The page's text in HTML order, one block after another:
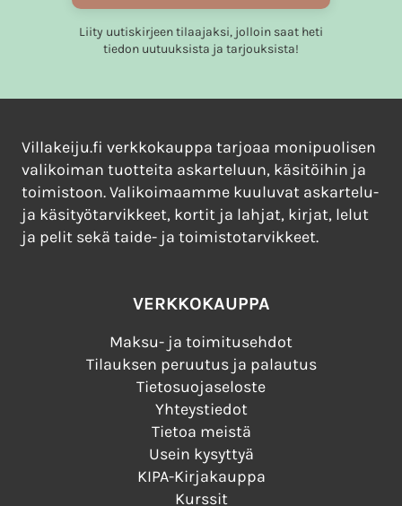
Liity uutiskirjeen tilaajaksi, jolloin saat heti
tiedon uutuuksista ja tarjouksista!
Villakeiju.fi verkkokauppa tarjoaa monipuolisen
valikoiman tuotteita askarteluun, käsitöihin ja
toimistoon. Valikoimaamme kuuluvat askartelu-
ja käsityötarvikkeet, kortit ja lahjat, kirjat, lelut
ja pelit sekä taide- ja toimistotarvikkeet.
VERKKOKAUPPA
Maksu- ja toimitusehdot
Tilauksen peruutus ja palautus
Tietosuojaseloste
Yhteystiedot
Tietoa meistä
Usein kysyttyä
KIPA-Kirjakauppa
Kurssit